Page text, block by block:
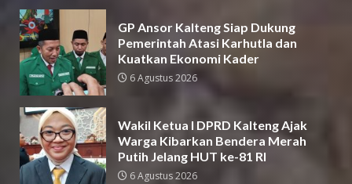
GP Ansor Kalteng Siap Dukung
Pemerintah Atasi Karhutla dan
Kuatkan Ekonomi Kader
6 Agustus 2026
Wakil Ketua I DPRD Kalteng Ajak
Warga Kibarkan Bendera Merah
Putih Jelang HUT ke-81 RI
6 Agustus 2026